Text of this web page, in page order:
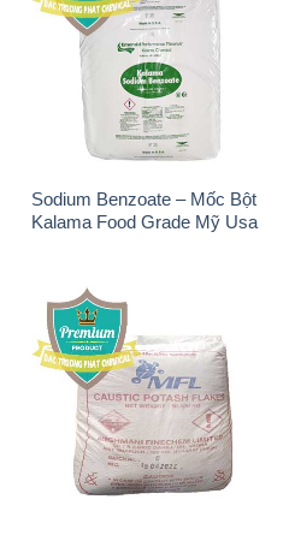
Sodium Benzoate – Mốc Bột
Kalama Food Grade Mỹ Usa